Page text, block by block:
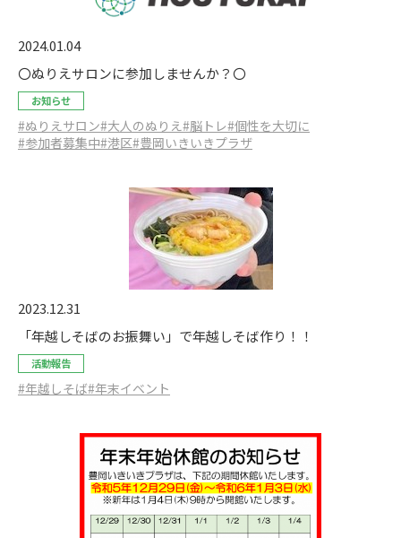
2024.01.04
〇ぬりえサロンに参加しませんか？〇
お知らせ
#ぬりえサロン#大人のぬりえ#脳トレ#個性を大切に
#参加者募集中#港区#豊岡いきいきプラザ
2023.12.31
「年越しそばのお振舞い」で年越しそば作り！！
活動報告
#年越しそば#年末イベント